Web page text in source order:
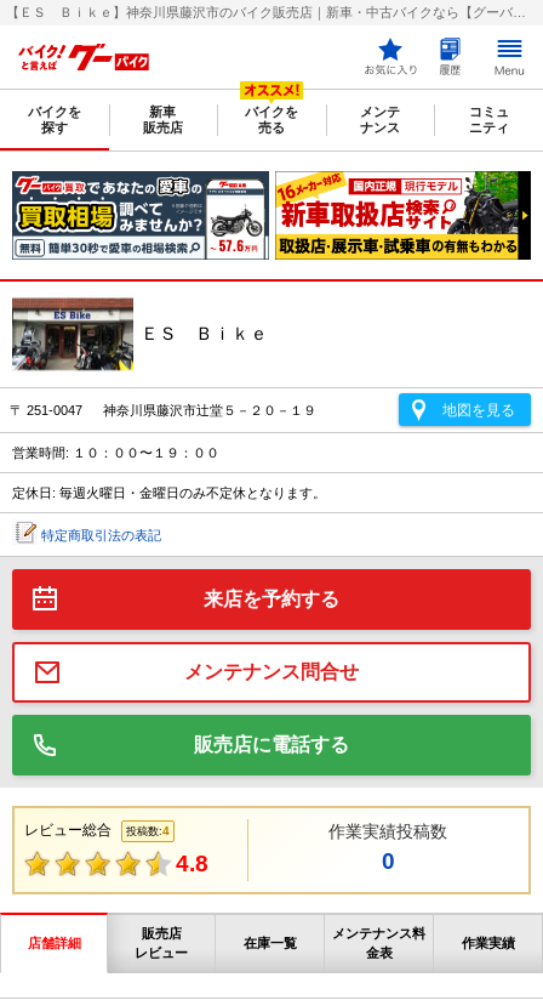
バイクを
探す
新車
販売店
バイクを
売る
メンテ
ナンス
コミュ
ニティ
ＥＳ Ｂｉｋｅ
〒 251-0047 神奈川県藤沢市辻堂５－２０－１９ 地図を見る
営業時間: １０：００〜１９：００
定休日: 毎週火曜日・金曜日のみ不定休となります。
特定商取引法の表記
来店を予約する
メンテナンス問合せ
販売店に電話する
レビュー総合 投稿数:4
4.8
作業実績投稿数
0
店舗詳細
販売店
レビュー
在庫一覧
メンテナンス料
金表
作業実績